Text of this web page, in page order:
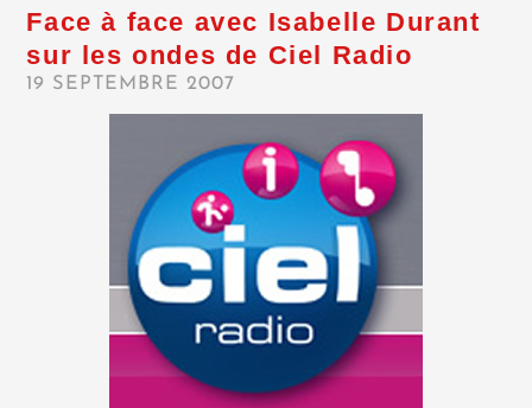
Face à face avec Isabelle Durant
sur les ondes de Ciel Radio
19 SEPTEMBRE 2007